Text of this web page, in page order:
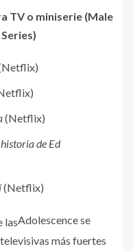
TV o miniserie (Male
(Netflix)
de Ed
(Netflix)
Adolescence se
más fuertes